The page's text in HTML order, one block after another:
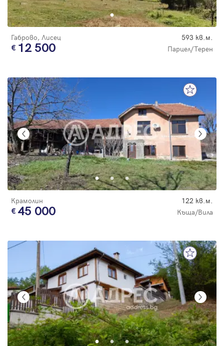
Габрово, Лисец 593 кв.м.
12 500 Парцел/Терен
Крамолин 122 кв.м.
45 000 Къща/Вила